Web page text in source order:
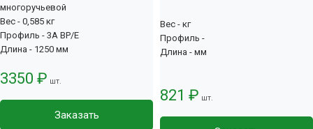
многоручьевой
Вес - 0,585 кг
Профиль - 3А BP/E
Длина - 1250 мм
3350 ₽ шт.
Заказать
Вес - кг
Профиль -
Длина - мм
821 ₽ шт.